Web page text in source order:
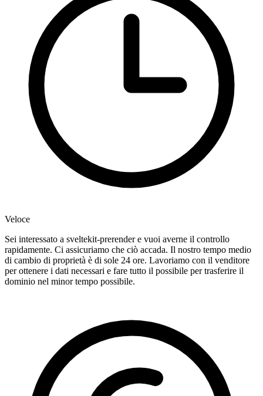
Veloce
Sei interessato a sveltekit-prerender e vuoi averne il controllo
rapidamente. Ci assicuriamo che ciò accada. Il nostro tempo medio
di cambio di proprietà è di sole 24 ore. Lavoriamo con il venditore
per ottenere i dati necessari e fare tutto il possibile per trasferire il
dominio nel minor tempo possibile.